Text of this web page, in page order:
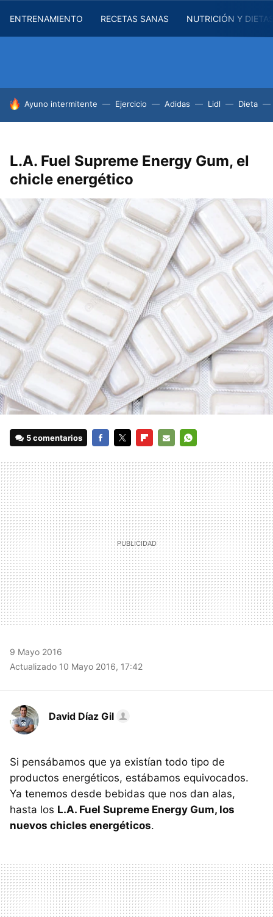
ENTRENAMIENTO RECETAS SANAS NUTRICIÓN Y
HOY SE HABLA DE
Ayuno intermitente Ejercicio Adidas Lidl Dieta
L.A. Fuel Supreme Energy Gum, el
chicle energético
5 comentarios
MAIL
9 Mayo 2016
Actualizado 10 Mayo 2016, 17:42
David Díaz Gil
Si pensábamos que ya existían todo tipo de
productos energéticos, estábamos equivocados.
Ya tenemos desde bebidas que nos dan alas,
hasta los L.A. Fuel Supreme Energy Gum, los
nuevos chicles energéticos.